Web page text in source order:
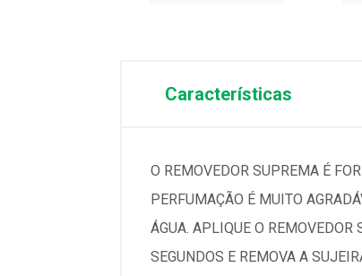
Características
O REMOVEDOR SUPREMA É
PERFUMAÇÃO É MUITO
ÁGUA. APLIQUE O
SEGUNDOS E REMOVA A